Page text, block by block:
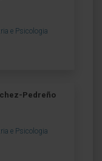
e Psicologia
Pedreño
e Psicologia